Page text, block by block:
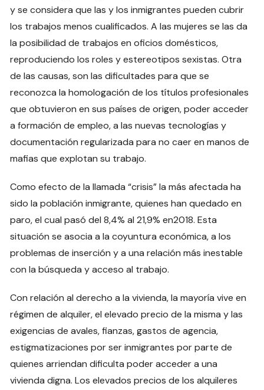
y se considera que las y los inmigrantes pueden cubrir
los trabajos menos cualificados. A las mujeres se las da
la posibilidad de trabajos en oficios domésticos,
reproduciendo los roles y estereotipos sexistas. Otra
de las causas, son las dificultades para que se
reconozca la homologación de los títulos profesionales
que obtuvieron en sus países de origen, poder acceder
a formación de empleo, a las nuevas tecnologías y
documentación regularizada para no caer en manos de
mafias que explotan su trabajo.
Como efecto de la llamada “crisis” la más afectada ha
sido la población inmigrante, quienes han quedado en
paro, el cual pasó del 8,4% al 21,9% en2018. Esta
situación se asocia a la coyuntura económica, a los
problemas de inserción y a una relación más inestable
con la búsqueda y acceso al trabajo.
Con relación al derecho a la vivienda, la mayoría vive en
régimen de alquiler, el elevado precio de la misma y las
exigencias de avales, fianzas, gastos de agencia,
estigmatizaciones por ser inmigrantes por parte de
quienes arriendan dificulta poder acceder a una
vivienda digna. Los elevados precios de los alquileres